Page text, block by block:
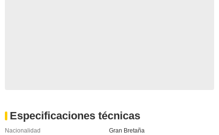
Especificaciones técnicas
Nacionalidad
Gran Bretaña